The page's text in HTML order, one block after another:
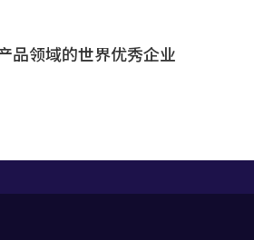
品领域的世界优秀企业